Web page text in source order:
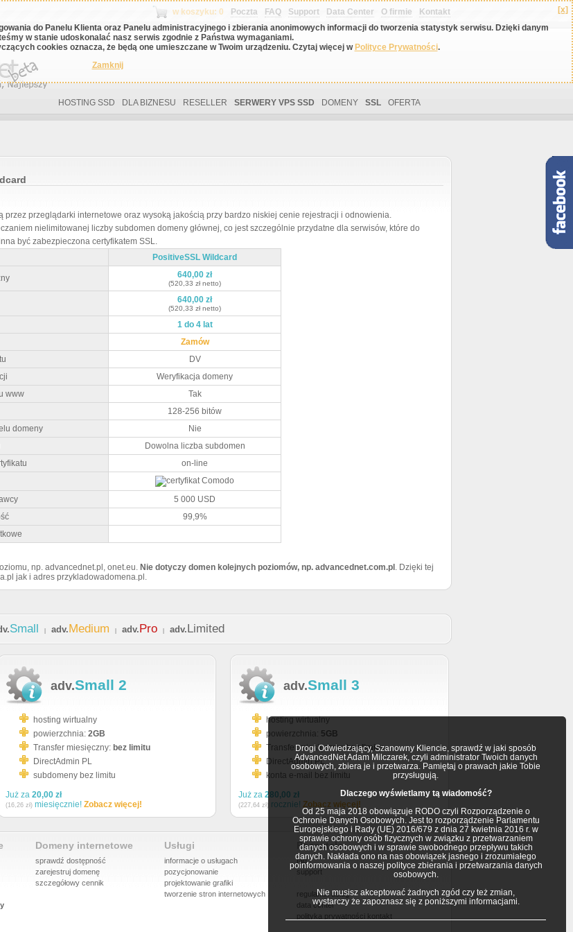
[x]
do Panelu Klienta oraz Panelu administracyjnego i zbierania anonimowych informacji do tworzenia statystyk serwisu. Dzięki danym
w stanie udoskonalać nasz serwis zgodnie z Państwa wymaganiami.
cookies oznacza, że będą one umieszczane w Twoim urządzeniu. Czytaj więcej w Polityce Prywatności.
Zamknij
Drogi Odwiedzający, Szanowny Kliencie, sprawdź w jaki sposób
AdvancedNet Adam Milczarek, czyli administrator Twoich danych
osobowych, zbiera je i przetwarza. Pamiętaj o prawach jakie Tobie
przysługują.
Dlaczego wyświetlamy tą wiadomość?
Od 25 maja 2018 obowiązuje RODO czyli Rozporządzenie o
Ochronie Danych Osobowych. Jest to rozporządzenie Parlamentu
Europejskiego i Rady (UE) 2016/679 z dnia 27 kwietnia 2016 r. w
sprawie ochrony osób fizycznych w związku z przetwarzaniem
danych osobowych i w sprawie swobodnego przepływu takich
danych. Nakłada ono na nas obowiązek jasnego i zrozumiałego
poinformowania o naszej polityce zbierania i przetwarzania danych
osobowych.
Nie musisz akceptować żadnych zgód czy też zmian,
wystarczy że zapoznasz się z poniższymi informacjami.
w koszyku: 0 Poczta FAQ Support Data Center O firmie Kontakt
HOSTING SSD DLA BIZNESU RESELLER SERWERY VPS SSD DOMENY SSL OFERTA
przeglądarki internetowe oraz wysoką jakością przy bardzo niskiej cenie rejestracji i odnowienia.
nielimitowanej liczby subdomen domeny głównej, co jest szczególnie przydatne dla serwisów, które do
być zabezpieczona certyfikatem SSL.
PositiveSSL Wildcard
640,00 zł
(520,33 zł netto)
640,00 zł
(520,33 zł netto)
1 do 4 lat
Zamów
DV
Weryfikacja domeny
www
Tak
128-256 bitów
domeny
Nie
Dowolna liczba subdomen
on-line
5 000 USD
99,9%
np. advancednet.pl, onet.eu. Nie dotyczy domen kolejnych poziomów, np. advancednet.com.pl . Dzięki tej
jak i adres przykladowadomena.pl.
Small adv.Medium adv.Pro adv.Limited
adv.Small 2
hosting wirtualny
powierzchnia: 2GB
Transfer miesięczny: bez limitu
DirectAdmin PL
subdomeny bez limitu
Już za 20,00 zł
(16,26 zł) miesięcznie! Zobacz więcej!
adv.Small 3
hosting wirtualny
powierzchnia: 5GB
Transfer miesięczny:bez limitu
DirectAdmin PL
konta e-mail bez limitu
Już za 280,00 zł
(227,64 zł) rocznie! Zobacz więcej!
Domeny internetowe
sprawdź dostępność
zarejestruj domenę
szczegółowy cennik
Usługi
informacje o usługach
pozycjonowanie
projektowanie grafiki
tworzenie stron internetowych
Pozostałe
faq
support
regulamin usług
data center
polityka prywatności kontakt